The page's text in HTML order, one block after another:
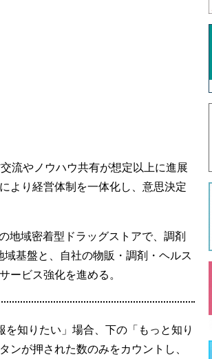
流やノウハウ共有が想定以上に進展
より経営体制を一体化し、意思決定
地域密着型ドラッグストアで、調剤
基盤と、自社の物販・調剤・ヘルス
ビス強化を進める。
知りたい」場合、下の「もっと知り
が押された数のみをカウントし、